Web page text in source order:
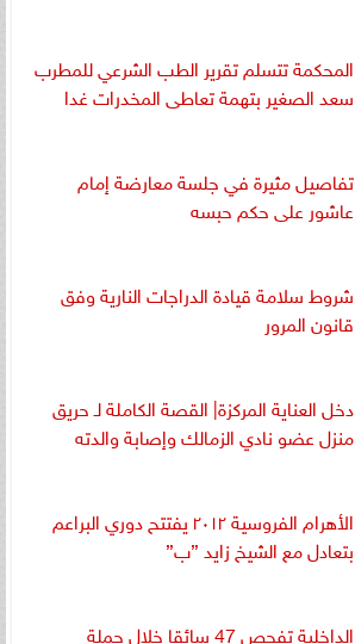
المحكمة تتسلم تقرير الطب الشرعي للمطرب
سعد الصغير بتهمة تعاطى المخدرات غدا
تفاصيل مثيرة في جلسة معارضة إمام
عاشور على حكم حبسه
شروط سلامة قيادة الدراجات النارية وفق
قانون المرور
دخل العناية المركزة| القصة الكاملة لـ حريق
منزل عضو نادي الزمالك وإصابة والدته
الأهرام الفروسية ٢٠١٢ يفتتح دوري البراعم
بتعادل مع الشيخ زايد ”ب”
الداخلية تفحص 47 سائقا خلال حملة